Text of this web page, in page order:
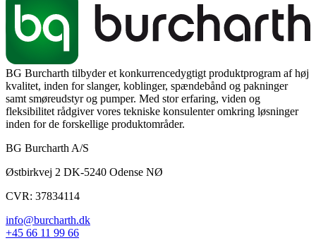
BG Burcharth tilbyder et konkurrencedygtigt produktprogram af høj
kvalitet, inden for slanger, koblinger, spændebånd og pakninger
samt smøreudstyr og pumper. Med stor erfaring, viden og
fleksibilitet rådgiver vores tekniske konsulenter omkring løsninger
inden for de forskellige produktområder.
BG Burcharth A/S
Østbirkvej 2 DK-5240 Odense NØ
CVR: 37834114
info@burcharth.dk
+45 66 11 99 66